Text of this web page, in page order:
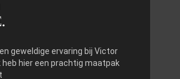
geweldige ervaring bij Victor
heb hier een prachtig maatpak